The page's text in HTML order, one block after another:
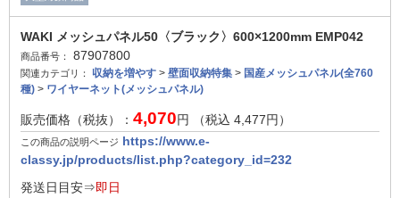
WAKI メッシュパネル50〈ブラック〉600×1200mm EMP042
商品番号： 87907800
関連カテゴリ： 収納を増やす > 壁面収納特集 > 国産メッシュパネル(全760
種) > ワイヤーネット(メッシュパネル)
販売価格（税抜）： 4,070円 （税込 4,477円）
この商品の説明ページ https://www.e-
classy.jp/products/list.php?category_id=232
発送日目安⇒即日